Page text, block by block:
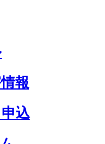
報
込